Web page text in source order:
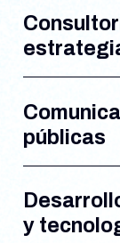
públicas
y